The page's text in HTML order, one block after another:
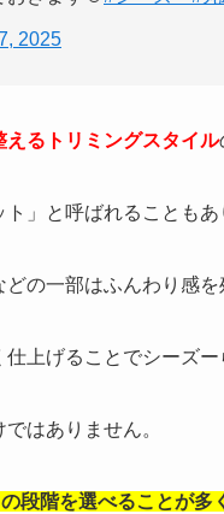
2025
えるトリミングスタイル
」と呼ばれることもあ
の一部はふんわり感を
上げることでシーズー
はありません。
段階を選べることが多